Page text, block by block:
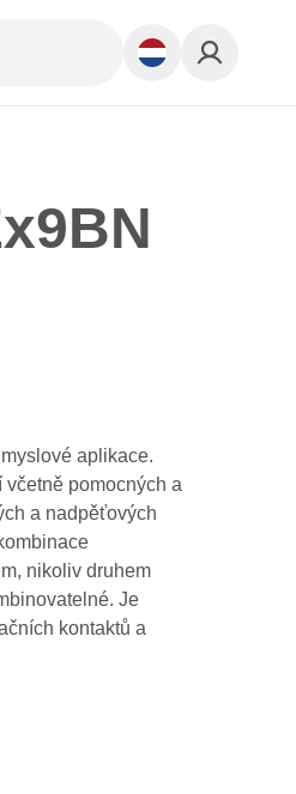
aplikace.
pomocných a
a nadpěťových
nikoliv druhem
Je
kontaktů a